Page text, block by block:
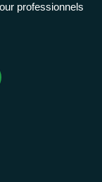
professionnels